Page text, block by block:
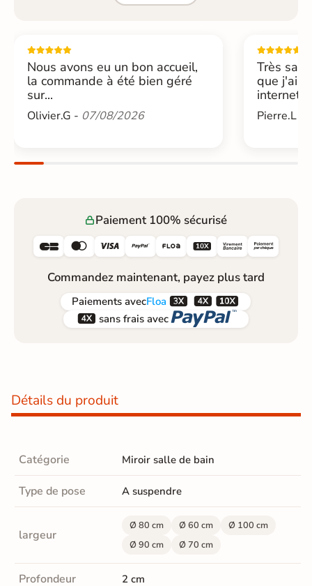
Nous avons eu un bon accueil,
la commande à été bien géré
sur...
Olivier.G - 07/08/2026
Très
que j'ai
internet....
Pierre.L -
Paiement 100% sécurisé
     
Commandez maintenant, payez plus tard
Paiements avecFloa  
 sans frais avec 
Détails du produit
Catégorie Miroir salle de bain
Type de pose A suspendre
largeur
Ø 80 cm Ø 60 cm
Ø 100 cm
Ø 90 cm
Ø 70 cm
Profondeur 2 cm